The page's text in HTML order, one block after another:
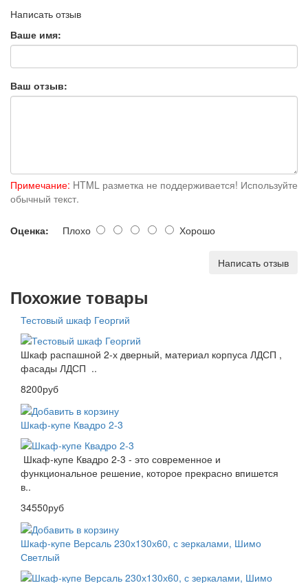
Написать отзыв
Ваше имя:
Ваш отзыв:
Примечание: HTML разметка не поддерживается! Используйте
обычный текст.
Оценка: Плохо Хорошо
Написать отзыв
Похожие товары
Тестовый шкаф Георгий
Шкаф распашной 2-х дверный, материал корпуса ЛДСП ,
фасады ЛДСП ..
8200руб
Шкаф-купе Квадро 2-3
Шкаф-купе Квадро 2-3 - это современное и
функциональное решение, которое прекрасно впишется
в..
34550руб
Шкаф-купе Версаль 230х130х60, с зеркалами, Шимо
Светлый